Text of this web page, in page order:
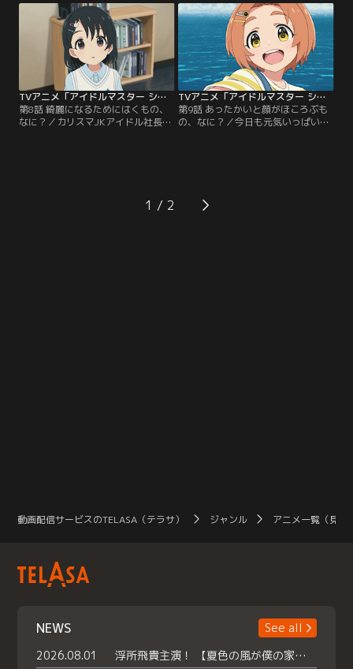
願いする小春のもとへ舞い込んだの
は、イグアナの大親友・ヒョウくん
と一緒のアイドルのお仕事！はじめ
てのお仕事に、なんだかとってもふ
わふわな気持ちの小春。そして小春
は、そのまま…。【提供：バンダイ
チャンネル】
少女たち。部屋の名前は『第3芸能
課』。ホコリっぽい小さな部屋で、
小さな（Under149cmの）女の子た
ちは夢見ます。ここから、私のアイ
ドルとしての物語が始まるのね--。
【提供：バンダイチャンネル】
TVアニメ「アイドルマスター シンデレラガールズ U149」 第08話
第8話 綺麗になるためにはくもの、
なに？／カリスマJKアイドル社長・
満々。だが千枝は、かわいらしい衣
装に内心気後れしてしまっていた。
TVアニメ「アイドルマスター シンデレラガールズ U149」 第09話
第9話 あったかいと顔がほころぶも
の、なに？／今日も元気いっぱいの
たのは、思いっきり『夏』を楽しむ
こと！？そんなこんなで夏を満喫し
1
動画配信サービスのTELASA（テラサ） ジャンル アニメ一覧（見放
NEWS
See all
2026.08.01
浮所飛貴主演！ 【夏色の風が僕の家にやってきた】 本日よりテラサで独占配信スタート！